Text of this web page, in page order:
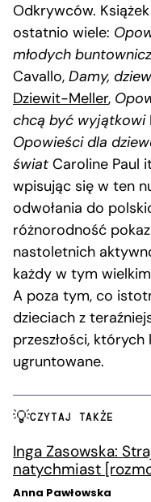
Odkrywców.
ostatnio wiele:
młodych
Cavallo, Damy,
Dziewit-Meller,
chcą być wyjątkowi
Opowieści dla
świat Caroline Paul
wpisując się w ten
odwołania do
różnorodność
nastoletnich
każdy w tym
A poza tym, co
dzieciach z
przeszłości,
ugruntowane.
CZYTAJ TAKŻE
Inga Zasowska:
natychmiast
Anna Pawłowska